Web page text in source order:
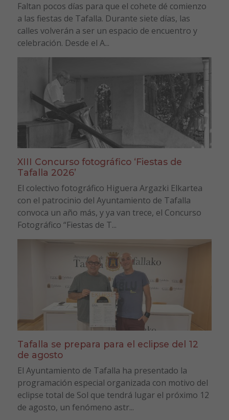
Faltan pocos días para que el cohete dé comienzo
a las fiestas de Tafalla. Durante siete días, las
calles volverán a ser un espacio de encuentro y
celebración. Desde el A...
XIII Concurso fotográfico ‘Fiestas de
Tafalla 2026’
El colectivo fotográfico Higuera Argazki Elkartea
con el patrocinio del Ayuntamiento de Tafalla
convoca un año más, y ya van trece, el Concurso
Fotográfico “Fiestas de T...
Tafalla se prepara para el eclipse del 12
de agosto
El Ayuntamiento de Tafalla ha presentado la
programación especial organizada con motivo del
eclipse total de Sol que tendrá lugar el próximo 12
de agosto, un fenómeno astr...